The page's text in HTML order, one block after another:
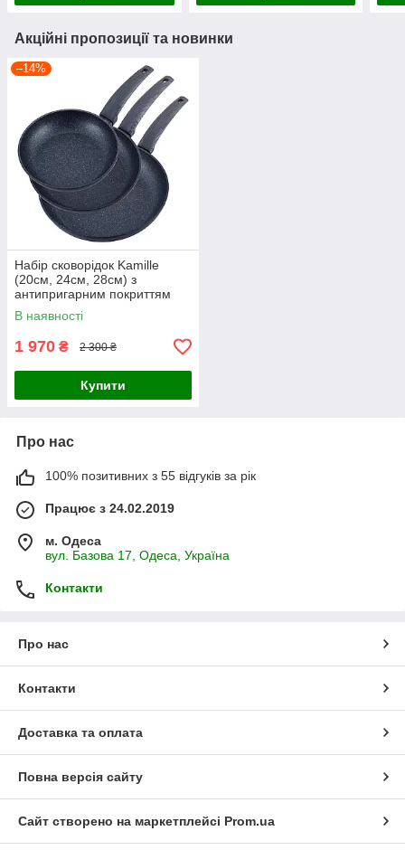
Акційні пропозиції та новинки
–14%
Набір сковорідок Kamille
(20см, 24см, 28см) з
антипригарним покриттям
Black marble
В наявності
1 970 ₴ 2 300 ₴
Купити
Про нас
100% позитивних з 55 відгуків за рік
Працює з 24.02.2019
м. Одеса
вул. Базова 17, Одеса, Україна
Контакти
Про нас
Контакти
Доставка та оплата
Повна версія сайту
Сайт створено на маркетплейсі Prom.ua